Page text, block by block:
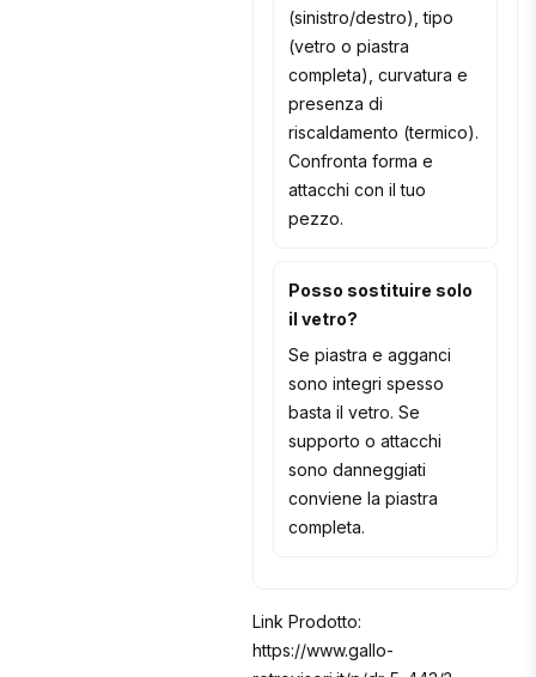
(sinistro/destro), tipo
(vetro o piastra
completa), curvatura e
presenza di
riscaldamento (termico).
Confronta forma e
attacchi con il tuo
pezzo.
Posso sostituire solo
il vetro?
Se piastra e agganci
sono integri spesso
basta il vetro. Se
supporto o attacchi
sono danneggiati
conviene la piastra
completa.
Link Prodotto:
https://www.gallo-